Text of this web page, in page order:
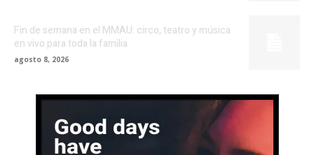
Fin de semana en el MMAU: circo, teatro y música
en vivo para toda la familia
agosto 8, 2026